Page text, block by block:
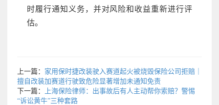
时履行通知义务，并对风险和收益重新进行评
估。
上一篇： 家用保时捷改装驶入赛道起火被烧毁保险公司拒赔｜
擅自改装加赛道行驶致危险显著增加未通知免责
下一篇：
上海保险律师：出事故后有人主动帮你索赔？警惕
“诉讼黄牛”三种套路